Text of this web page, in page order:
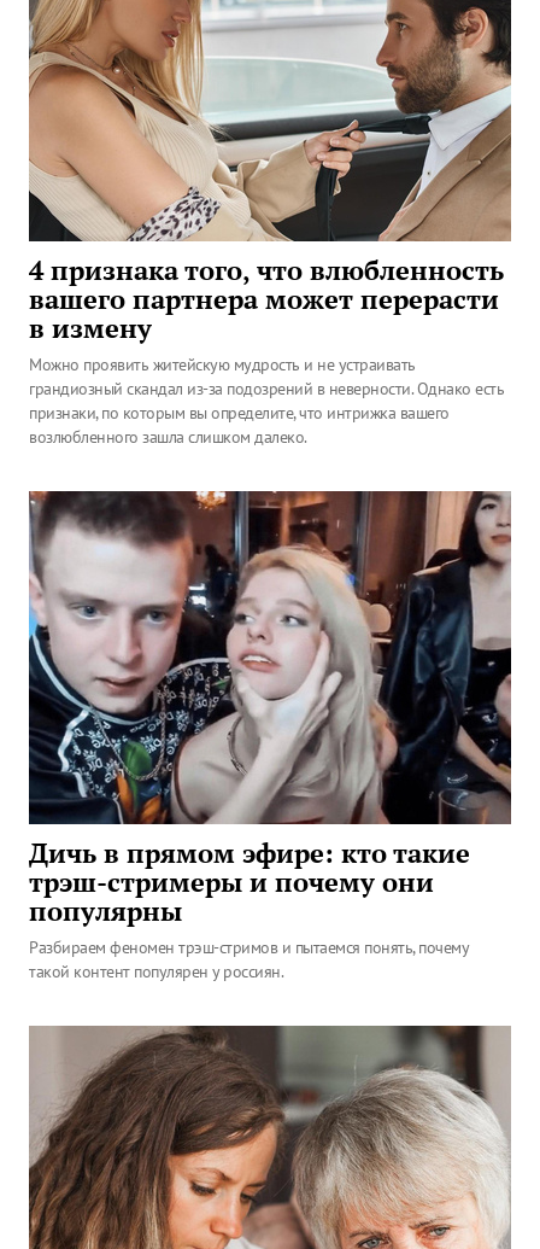
4 признака того, что влюбленность
вашего партнера может перерасти
в измену
Можно проявить житейскую мудрость и не устраивать
грандиозный скандал из-за подозрений в неверности. Однако есть
признаки, по которым вы определите, что интрижка вашего
возлюбленного зашла слишком далеко.
Дичь в прямом эфире: кто такие
трэш-стримеры и почему они
популярны
Разбираем феномен трэш-стримов и пытаемся понять, почему
такой контент популярен у россиян.